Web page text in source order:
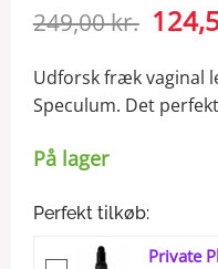
249,00kr. Den
pris
var:
Udforsk fræk vaginal
Speculum. Det
På lager
Perfekt tilkøb:
Private